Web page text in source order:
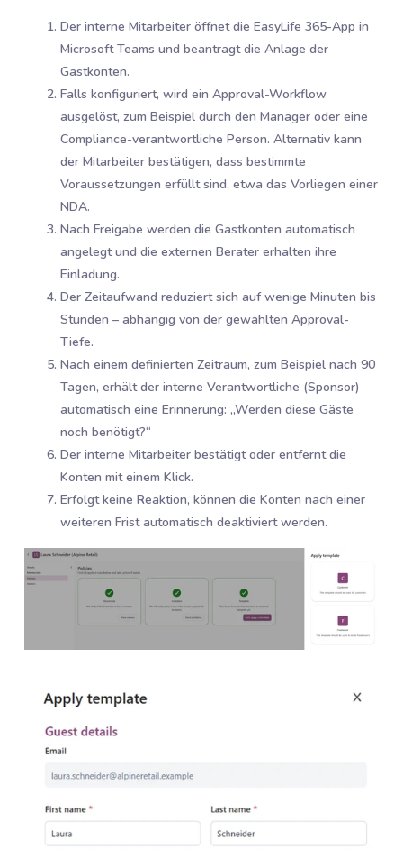
Der interne Mitarbeiter öffnet die EasyLife 365-App in
Microsoft Teams und beantragt die Anlage der
Gastkonten.
Falls konfiguriert, wird ein Approval-Workflow
ausgelöst, zum Beispiel durch den Manager oder eine
Compliance-verantwortliche Person. Alternativ kann
der Mitarbeiter bestätigen, dass bestimmte
Voraussetzungen erfüllt sind, etwa das Vorliegen einer
NDA.
Nach Freigabe werden die Gastkonten automatisch
angelegt und die externen Berater erhalten ihre
Einladung.
Der Zeitaufwand reduziert sich auf wenige Minuten bis
Stunden – abhängig von der gewählten Approval-
Tiefe.
Nach einem definierten Zeitraum, zum Beispiel nach 90
Tagen, erhält der interne Verantwortliche (Sponsor)
automatisch eine Erinnerung: „Werden diese Gäste
noch benötigt?“
Der interne Mitarbeiter bestätigt oder entfernt die
Konten mit einem Klick.
Erfolgt keine Reaktion, können die Konten nach einer
weiteren Frist automatisch deaktiviert werden.